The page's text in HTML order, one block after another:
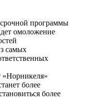
программы
омоложение
самых
«Норникеля»
более
более